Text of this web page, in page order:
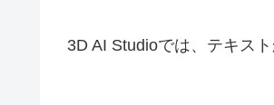
3D AI Studioでは、テキス